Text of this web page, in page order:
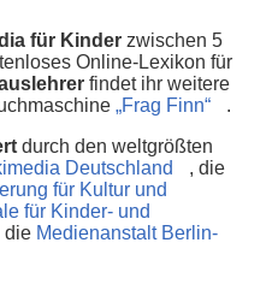
für Kinder zwischen 5
Online-Lexikon für
findet ihr weitere
„Frag Finn“
.
durch den weltgrößten
Deutschland
, die
für Kultur und
für Kinder- und
die Medienanstalt Berlin-